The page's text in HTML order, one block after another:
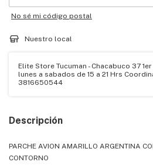
No sé mi código postal
Nuestro local
Elite Store Tucuman - Chacabuco 37 1er
lunes a sabados de 15 a 21 Hrs
3816650544
Descripción
PARCHE AVION AMARILLO ARGENTINA
CONTORNO